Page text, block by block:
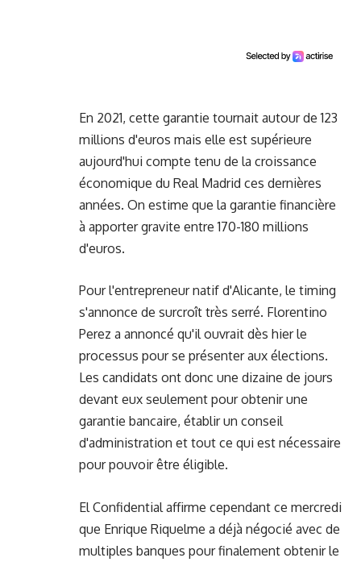
En 2021, cette garantie tournait autour de 123
millions d'euros mais elle est supérieure
aujourd'hui compte tenu de la croissance
économique du Real Madrid ces dernières
années. On estime que la garantie financière
à apporter gravite entre 170-180 millions
d'euros.
Pour l'entrepreneur natif d'Alicante, le timing
s'annonce de surcroît très serré. Florentino
Perez a annoncé qu'il ouvrait dès hier le
processus pour se présenter aux élections.
Les candidats ont donc une dizaine de jours
devant eux seulement pour obtenir une
garantie bancaire, établir un conseil
d'administration et tout ce qui est nécessaire
pour pouvoir être éligible.
El Confidential affirme cependant ce mercredi
que Enrique Riquelme a déjà négocié avec de
multiples banques pour finalement obtenir le